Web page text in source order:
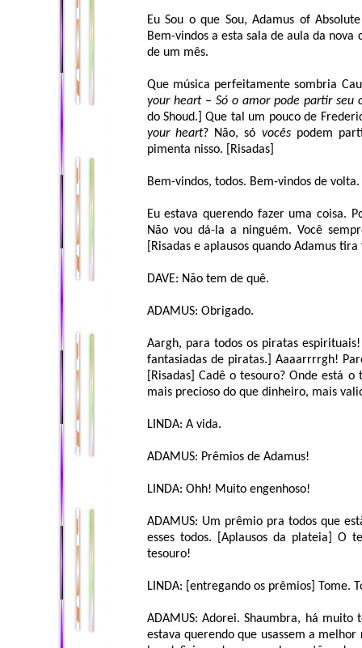
Eu Sou o que Sou, Adamus of
Bem-vindos a esta sala de aula da
de um mês.
Que música perfeitamente sombria
your heart – Só o amor pode partir seu
do Shoud.] Que tal um pouco de
your heart? Não, só vocêspodem
pimenta nisso. [Risadas]
Bem-vindos, todos. Bem-vindos de
Eu estava querendo fazer uma coisa.
Não vou dá-la a ninguém. Você
[Risadas e aplausos quando Adamus
DAVE: Não tem de quê.
ADAMUS: Obrigado.
Aargh, para todos os piratas
fantasiadas de piratas.] Aaaarrrrgh!
[Risadas] Cadê o tesouro? Onde está
mais precioso do que dinheiro, mais
LINDA: A vida.
ADAMUS: Prêmios de Adamus!
LINDA: Ohh! Muito engenhoso!
ADAMUS: Um prêmio pra todos que
esses todos. [Aplausos da plateia] O
tesouro!
LINDA: [entregando os prêmios] Tome.
ADAMUS: Adorei. Shaumbra, há
estava querendo que usassem a